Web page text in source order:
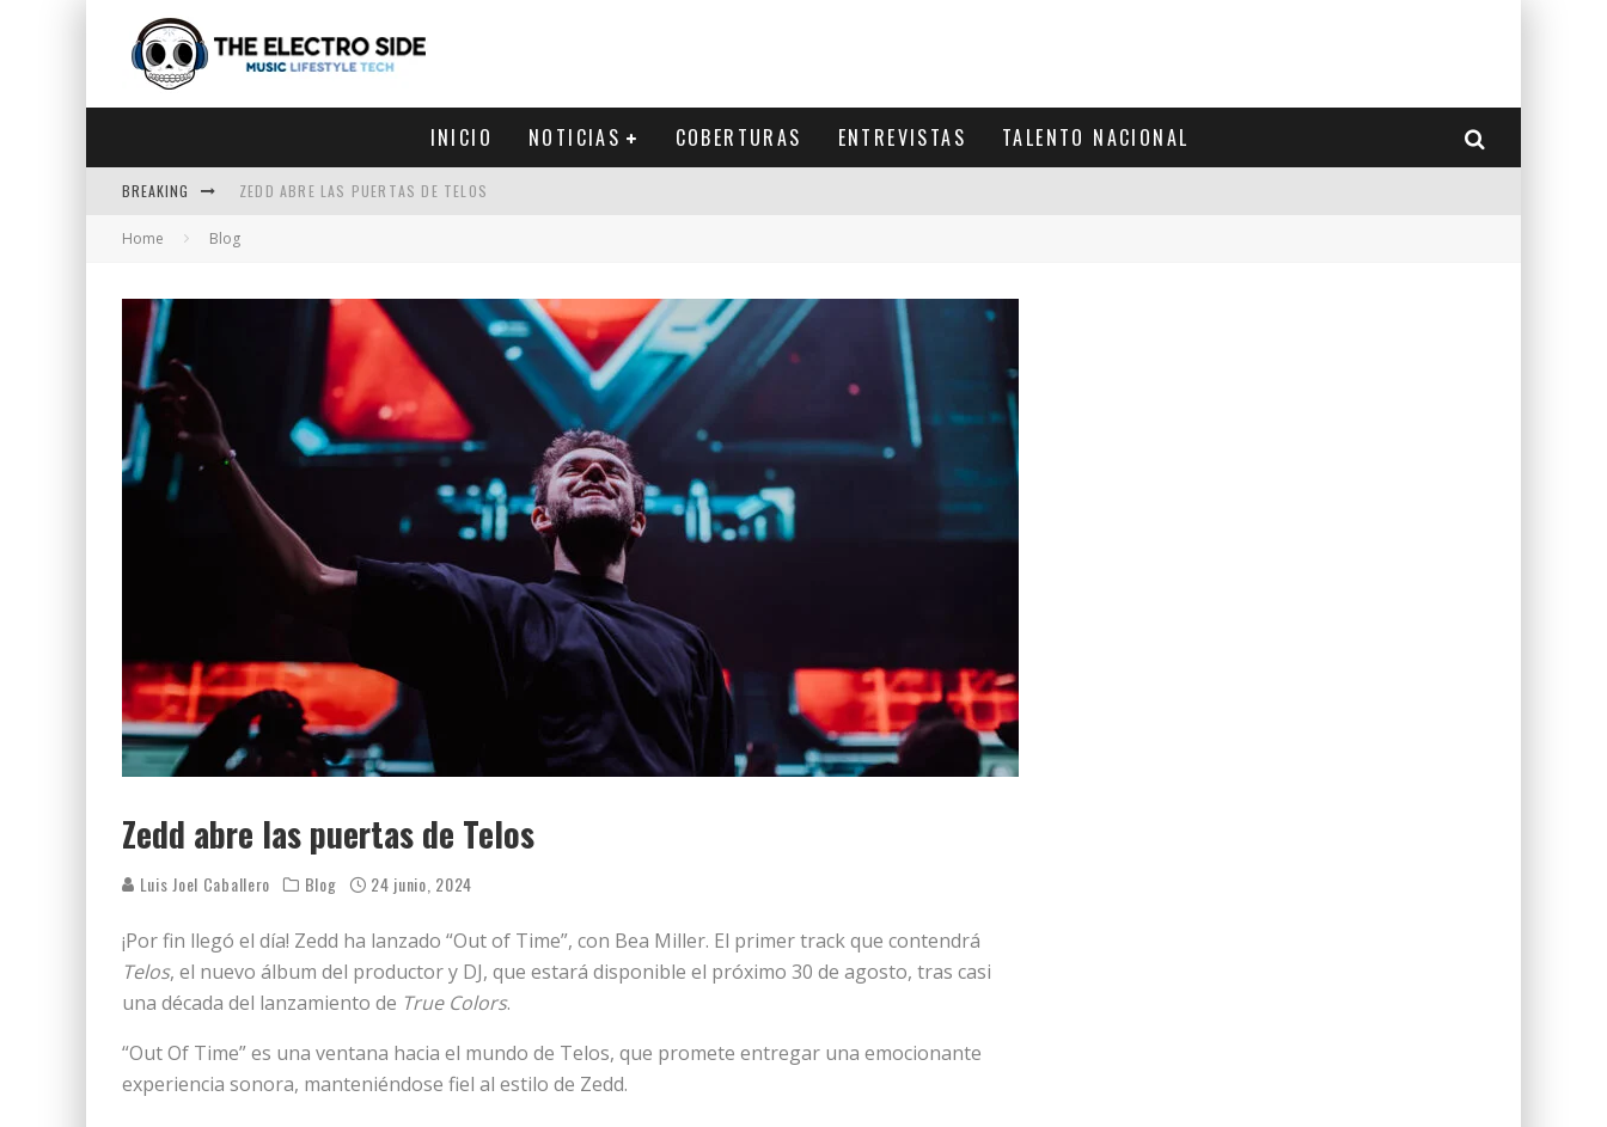
INICIO NOTICIAS COBERTURAS ENTREVISTAS TALENTO NACIONAL
BREAKING ZEDD ABRE LAS PUERTAS DE TELOS
ZEDD IN THE PARK VUELVE A LA
ZEDD REGRESA CON MUCHA SUERTE
Home Blog
Zedd abre las puertas de Telos
Luis Joel Caballero Blog 24 junio, 2024
¡Por fin llegó el día! Zedd ha lanzado “Out of Time”, con Bea Miller. El primer track que contendrá
Telos, el nuevo álbum del productor y DJ, que estará disponible el próximo 30 de agosto, tras casi
una década del lanzamiento de True Colors.
“Out Of Time” es una ventana hacia el mundo de Telos, que promete entregar una emocionante
experiencia sonora, manteniéndose fiel al estilo de Zedd.